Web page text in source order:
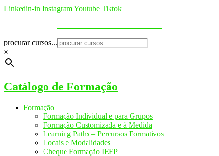
Linkedin-in InstagramYoutube Tiktok
procurar cursos...
×
Catálogo de Formação
Formação
Formação Individual e para Grupos
Formação Customizada e à Medida
Learning Paths – Percursos Formativos
Locais e Modalidades
Cheque Formação IEFP